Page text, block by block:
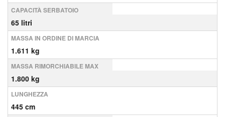
CAPACITÀ SERBATOIO
65 litri
MASSA IN ORDINE DI MARCIA
1.611 kg
MASSA RIMORCHIABILE MAX
1.800 kg
LUNGHEZZA
445 cm